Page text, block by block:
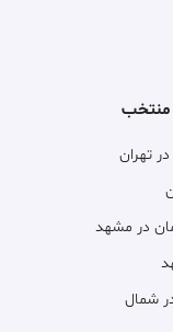
منتخب
تهران
در مشهد
شمال